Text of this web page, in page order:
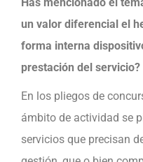
un valor diferencial el
forma interna
prestación del servicio?
En los pliegos de
ámbito de actividad se
servicios que precisan